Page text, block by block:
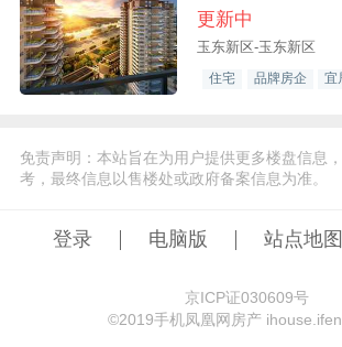
更新中
玉东新区-玉东新区
住宅 品牌房企 宜
免责声明：本站旨在为用户提供更多楼盘信息
考，最终信息以售楼处或政府备案信息为准。
登录 电脑版 站点地图
京ICP证030609号
©️2019手机凤凰网房产